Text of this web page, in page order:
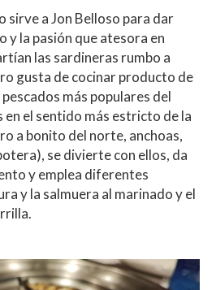
sirve a Jon Belloso para dar
y la pasión que atesora en
las sardineras rumbo a
gusta de cocinar producto de
más populares del
el sentido más estricto de la
a bonito del norte, anchoas,
se divierte con ellos, da
y emplea diferentes
y la salmuera al marinado y el